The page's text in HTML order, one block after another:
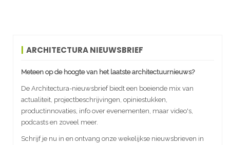
ARCHITECTURA NIEUWSBRIEF
Meteen op de hoogte van het laatste architectuurnieuws?
De Architectura-nieuwsbrief biedt een boeiende mix van
actualiteit, projectbeschrijvingen, opiniestukken,
productinnovaties, info over evenementen, maar video's,
podcasts en zoveel meer.
Schrijf je nu in en ontvang onze wekelijkse nieuwsbrieven in